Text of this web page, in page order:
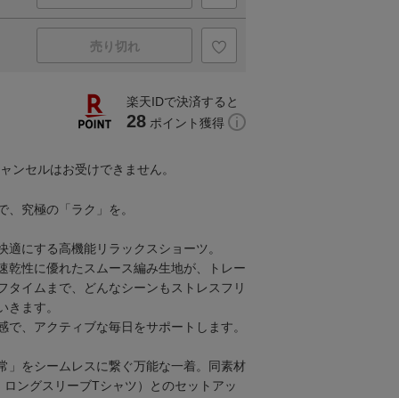
売り切れ
楽天IDで決済すると
28 ポイント獲得
ンセルはお受けできません。
、究極の「ラク」を。
適にする高機能リラックスショーツ。
乾性に優れたスムース編み生地が、トレー
タイムまで、どんなシーンもストレスフリ
きます。
で、アクティブな毎日をサポートします。
」をシームレスに繋ぐ万能な一着。同素材
ングスリーブTシャツ）とのセットアッ